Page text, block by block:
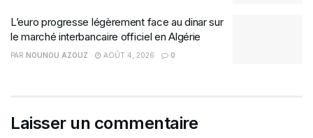
L’euro progresse légèrement face au dinar sur
le marché interbancaire officiel en Algérie
PAR NOUNOU AZOUZ AOÛT 4, 2026 0
Laisser un commentaire